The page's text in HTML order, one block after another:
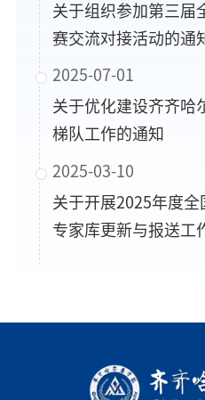
关于组织参加第三届
赛交流对接活动的通
2025-07-01
关于优化建设齐齐哈
梯队工作的通知
2025-03-10
关于开展2025年度全
专家库更新与报送工